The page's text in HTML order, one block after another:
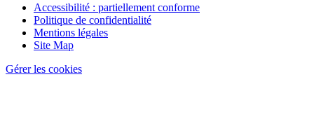
Pied
page
Accessibilité : partiellement conforme
Politique de confidentialité
Mentions légales
Site Map
Gérer les cookies